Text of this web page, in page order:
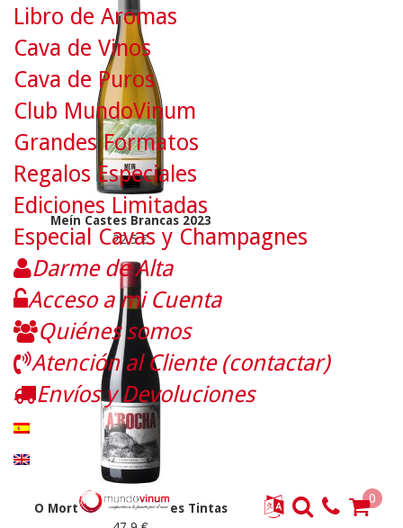
Meín Castes Brancas 2023
22.5 €
O Morto A Rocha Castes Tintas
Libro de Aromas
Cava de Vinos
Cava de Puros
Club MundoVinum
Grandes Formatos
Regalos Especiales
Ediciones Limitadas
Especial Cavas y Champagnes
Darme de Alta
Acceso a mi Cuenta
Quiénes somos
Atención al Cliente (contactar)
Envíos y Devoluciones
0